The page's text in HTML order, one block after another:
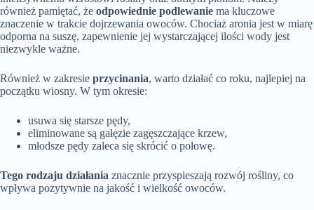
również pamiętać, że odpowiednie podlewanie ma kluczowe
znaczenie w trakcie dojrzewania owoców. Chociaż aronia jest w miarę
odporna na suszę, zapewnienie jej wystarczającej ilości wody jest
niezwykle ważne.
Również w zakresie przycinania, warto działać co roku, najlepiej na
początku wiosny. W tym okresie:
usuwa się starsze pędy,
eliminowane są gałęzie zagęszczające krzew,
młodsze pędy zaleca się skrócić o połowę.
Tego rodzaju działania znacznie przyspieszają rozwój rośliny, co
wpływa pozytywnie na jakość i wielkość owoców.